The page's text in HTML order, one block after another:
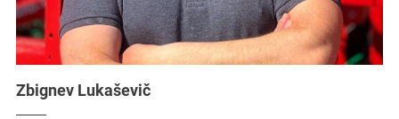
Zbignev Lukaševič